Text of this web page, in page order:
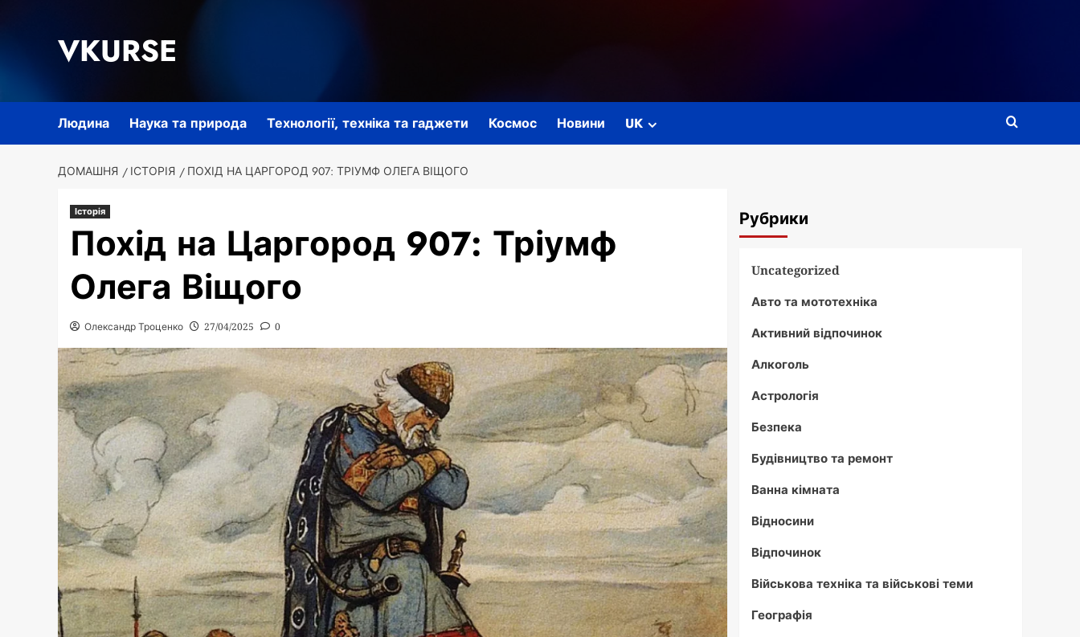
VKURSE
Людина Наука та природа Технології, техніка та гаджети Космос Новини UK
ДОМАШНЯ ІСТОРІЯ ПОХІД НА ЦАРГОРОД 907: ТРІУМФ ОЛЕГА ВІЩОГО
Історія
Похід на Царгород 907: Тріумф
Олега Віщого
Олександр Троценко 27/04/2025 0
Рубрики
Uncategorized
Авто та мототехніка
Активний відпочинок
Алкоголь
Астрологія
Безпека
Будівництво та ремонт
Ванна кімната
Відносини
Відпочинок
Військова техніка та військові теми
Географія